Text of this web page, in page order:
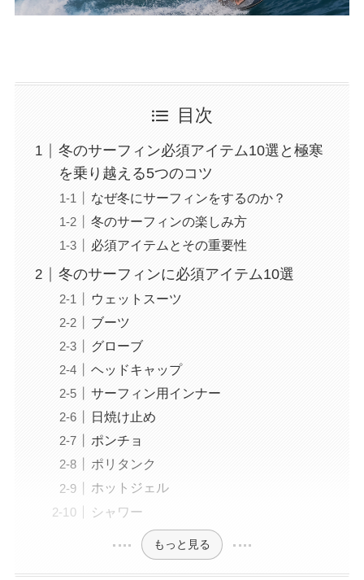
目次
冬のサーフィン必須アイテム10選と極寒
を乗り越える5つのコツ
なぜ冬にサーフィンをするのか？
冬のサーフィンの楽しみ方
必須アイテムとその重要性
冬のサーフィンに必須アイテム10選
ウェットスーツ
ブーツ
グローブ
ヘッドキャップ
サーフィン用インナー
日焼け止め
ポンチョ
ポリタンク
ホットジェル
シャワー
もっと見る